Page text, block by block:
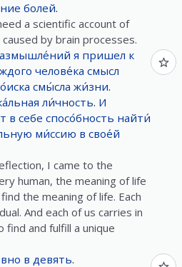
болей.
a scientific account of
by brain processes.
я пришел к
челове́ка смысл
смы́сла жи́зни.
ли́чность. И
в себе спосо́бность найти́
ми́ссию в свое́й
I came to the
human, the meaning of life
the meaning of life. Each
And each of us carries in
find and fulfill a unique
в девять.